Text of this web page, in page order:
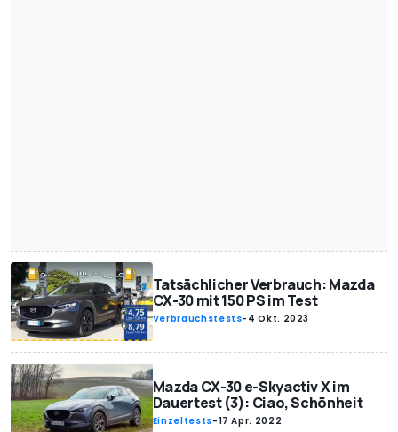
Tatsächlicher Verbrauch: Mazda
CX-30 mit 150 PS im Test
Verbrauchstests- 4 Okt. 2023
Mazda CX-30 e-Skyactiv X im
Dauertest (3): Ciao, Schönheit
Einzeltests-17 Apr. 2022